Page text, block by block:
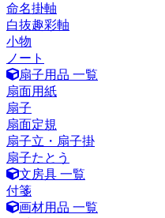
命名掛軸
白抜趣彩軸
小物
ノート
扇子用品 一覧
扇面用紙
扇子
扇面定規
扇子立・扇子掛
扇子たとう
文房具 一覧
付箋
画材用品 一覧